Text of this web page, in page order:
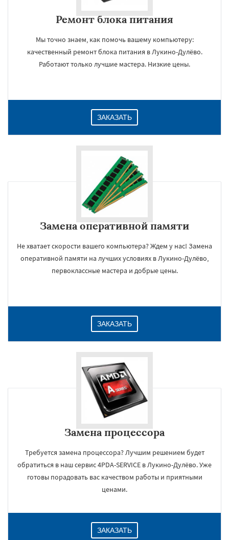
Ремонт блока питания
Мы точно знаем, как помочь вашему компьютеру:
качественный ремонт блока питания в Лукино-Дулёво.
Работают только лучшие мастера. Низкие цены.
ЗАКАЗАТЬ
Замена оперативной памяти
Не хватает скорости вашего компьютера? Ждем у нас! Замена
оперативной памяти на лучших условиях в Лукино-Дулёво,
первоклассные мастера и добрые цены.
ЗАКАЗАТЬ
Замена процессора
Требуется замена процессора? Лучшим решением будет
обратиться в наш сервис 4PDA-SERVICE в Лукино-Дулёво. Уже
готовы порадовать вас качеством работы и приятными
ценами.
ЗАКАЗАТЬ